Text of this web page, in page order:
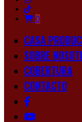
0
CASA
SOBRE
COBERTURA
CONTACTO